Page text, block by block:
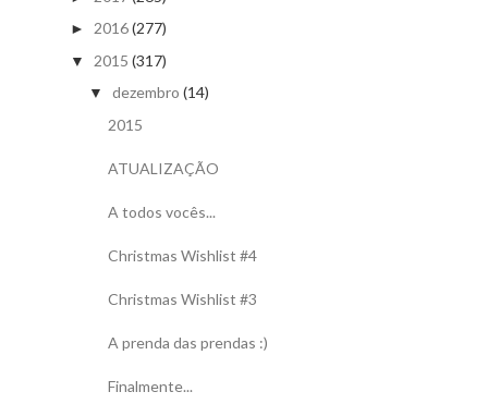
► 2016(277)
▼ 2015 (317)
▼ dezembro (14)
2015
ATUALIZAÇÃO
A todos vocês...
Christmas Wishlist #4
Christmas Wishlist #3
A prenda das prendas :)
Finalmente...